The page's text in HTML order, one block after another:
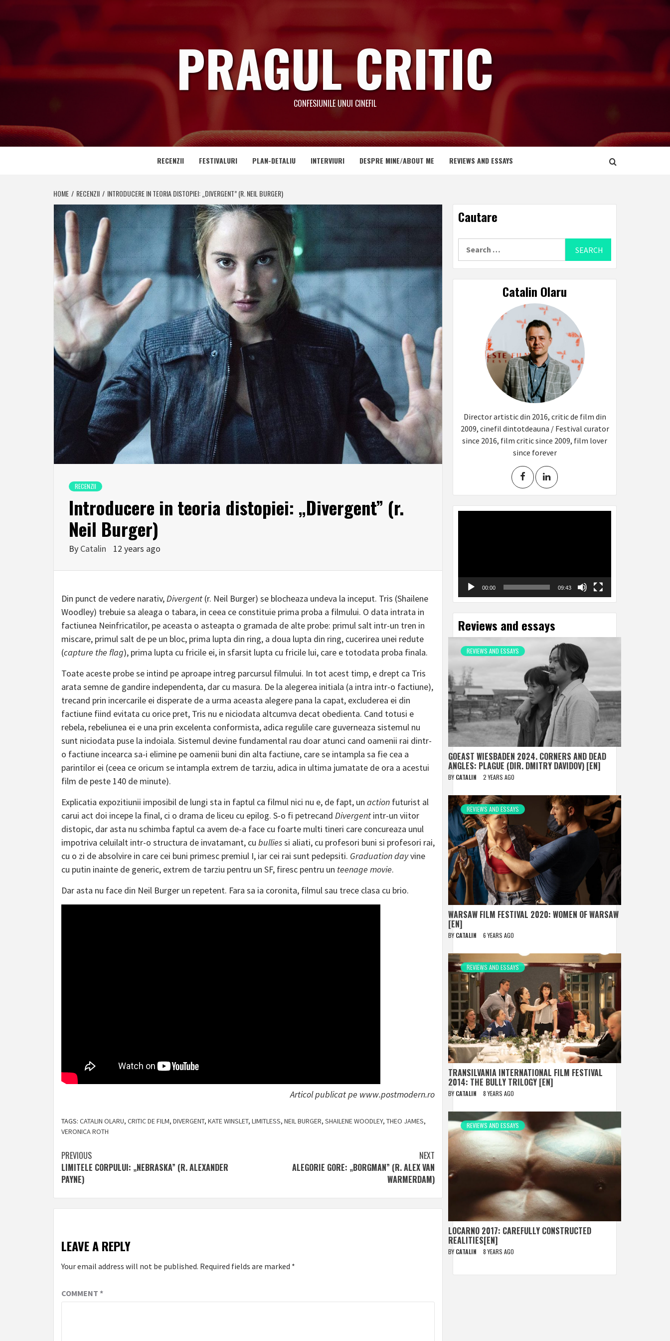
PRAGUL CRITIC
CONFESIUNILE UNUI CINEFIL
RECENZII FESTIVALURI PLAN-DETALIU INTERVIURI DESPRE MINE/ABOUT ME REVIEWS AND ESSAYS
HOME RECENZII INTRODUCERE IN TEORIA DISTOPIEI: „DIVERGENT” (R. NEIL BURGER)
RECENZII
Introducere in teoria distopiei: „Divergent” (r.
Neil Burger)
By Catalin 12 years ago
Din punct de vedere narativ, Divergent (r. Neil Burger) se blocheaza undeva la inceput. Tris (Shailene
Woodley) trebuie sa aleaga o tabara, in ceea ce constituie prima proba a filmului. O data intrata in
factiunea Neinfricatilor, pe aceasta o asteapta o gramada de alte probe: primul salt intr-un tren in
miscare, primul salt de pe un bloc, prima lupta din ring, a doua lupta din ring, cucerirea unei redute
(capture the flag), prima lupta cu fricile ei, in sfarsit lupta cu fricile lui, care e totodata proba finala.
Toate aceste probe se intind pe aproape intreg parcursul filmului. In tot acest timp, e drept ca Tris
arata semne de gandire independenta, dar cu masura. De la alegerea initiala (a intra intr-o factiune),
trecand prin incercarile ei disperate de a urma aceasta alegere pana la capat, excluderea ei din
factiune fiind evitata cu orice pret, Tris nu e niciodata altcumva decat obedienta. Cand totusi e
rebela, rebeliunea ei e una prin excelenta conformista, adica regulile care guverneaza sistemul nu
sunt niciodata puse la indoiala. Sistemul devine fundamental rau doar atunci cand oamenii rai dintr-
o factiune incearca sa-i elimine pe oamenii buni din alta factiune, care se intampla sa fie cea a
parintilor ei (ceea ce oricum se intampla extrem de tarziu, adica in ultima jumatate de ora a acestui
film de peste 140 de minute).
Explicatia expozitiunii imposibil de lungi sta in faptul ca filmul nici nu e, de fapt, un action futurist al
carui act doi incepe la final, ci o drama de liceu cu epilog. S-o fi petrecand Divergent intr-un viitor
distopic, dar asta nu schimba faptul ca avem de-a face cu foarte multi tineri care concureaza unul
impotriva celuilalt intr-o structura de invatamant, cu bulliessi aliati, cu profesori buni si profesori rai,
cu o zi de absolvire in care cei buni primesc premiul I, iar cei rai sunt pedepsiti. Graduation dayvine
cu putin inainte de generic, extrem de tarziu pentru un SF, firesc pentru un teenage movie.
Dar asta nu face din Neil Burger un repetent. Fara sa ia coronita, filmul sau trece clasa cu brio.
Articol publicat pe www.postmodern.ro
TAGS: CATALIN OLARU, CRITIC DE FILM, DIVERGENT, KATE WINSLET, LIMITLESS, NEIL BURGER, SHAILENE WOODLEY, THEO JAMES,
VERONICA ROTH
Post
navigation
PREVIOUS
LIMITELE CORPULUI: „NEBRASKA” (R. ALEXANDER
PAYNE)
NEXT
ALEGORIE GORE: „BORGMAN” (R. ALEX VAN
WARMERDAM)
LEAVE A REPLY
Your email address will not be published. Required fields are marked *
COMMENT *
Cautare
Catalin Olaru
Director artistic din 2016, critic de film din
2009, cinefil dintotdeauna / Festival curator
since 2016, film critic since 2009, film lover
since forever
00:00 09:43
Reviews and essays
REVIEWS AND ESSAYS
GOEAST WIESBADEN 2024. CORNERS AND DEAD
ANGLES: PLAGUE (DIR. DMITRY DAVIDOV) [EN]
BY CATALIN 2 YEARS AGO
REVIEWS AND ESSAYS
WARSAW FILM FESTIVAL 2020: WOMEN OF WARSAW
[EN]
BY CATALIN 6 YEARS AGO
REVIEWS AND ESSAYS
TRANSILVANIA INTERNATIONAL FILM FESTIVAL
2014: THE BULLY TRILOGY [EN]
BY CATALIN 8 YEARS AGO
REVIEWS AND ESSAYS
LOCARNO 2017: CAREFULLY CONSTRUCTED
REALITIES[EN]
BY CATALIN 8 YEARS AGO